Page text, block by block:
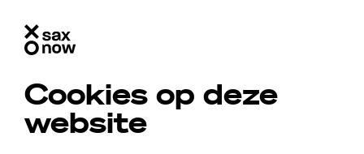
Cookies op deze
website